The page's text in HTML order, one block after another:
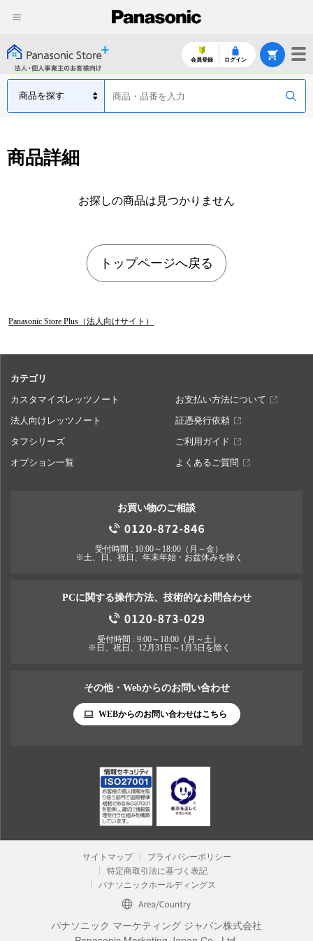
会員登録 ログイン
商品詳細
お探しの商品は見つかりません
トップページへ戻る
Panasonic Store Plus（法人向けサイト）
カテゴリ
カスタマイズレッツノート
お支払い方法について
法人向けレッツノート
証憑発行依頼
タフシリーズ
ご利用ガイド
オプション一覧
よくあるご質問
お買い物のご相談
受付時間 : 10:00～18:00（月～金）
※土、日、祝日、年末年始・お盆休みを除く
PCに関する操作方法、技術的なお問合わせ
受付時間 : 9:00～18:00（月～土）
※日、祝日、12月31日～1月3日を除く
その他・Webからのお問い合わせ
WEBからのお問い合わせはこちら
サイトマップ
プライバシーポリシー
特定商取引法に基づく表記
パナソニックホールディングス
パナソニック マーケティング ジャパン株式会社